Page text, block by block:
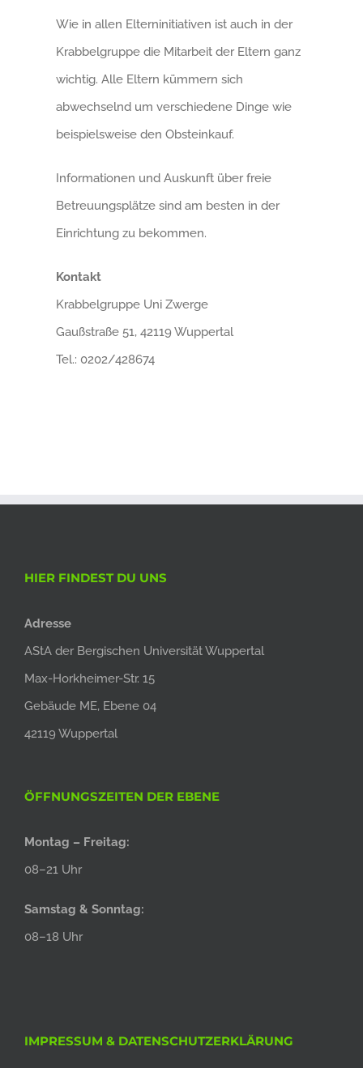
Wie in allen Elterninitiativen ist auch in der
Krabbelgruppe die Mitarbeit der Eltern ganz
wichtig. Alle Eltern kümmern sich
abwechselnd um verschiedene Dinge wie
beispielsweise den Obsteinkauf.
Informationen und Auskunft über freie
Betreuungsplätze sind am besten in der
Einrichtung zu bekommen.
Kontakt
Krabbelgruppe Uni Zwerge
Gaußstraße 51, 42119 Wuppertal
Tel.: 0202/428674
HIER FINDEST DU UNS
Adresse
AStA der Bergischen Universität Wuppertal
Max-Horkheimer-Str. 15
Gebäude ME, Ebene 04
42119 Wuppertal
ÖFFNUNGSZEITEN DER EBENE
Montag – Freitag:
08–21 Uhr
Samstag & Sonntag:
08–18 Uhr
IMPRESSUM & DATENSCHUTZERKLÄRUNG